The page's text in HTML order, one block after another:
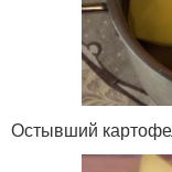
Остывший